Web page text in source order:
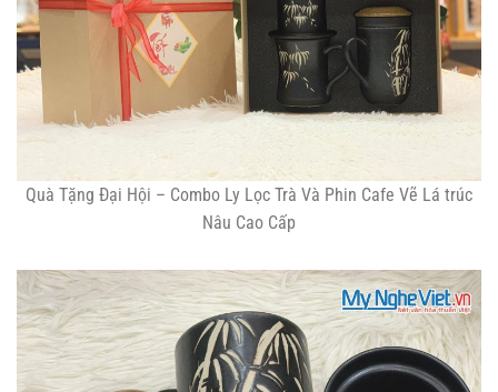
Quà Tặng Đại Hội – Combo Ly Lọc Trà Và Phin Cafe Vẽ Lá trúc
Nâu Cao Cấp